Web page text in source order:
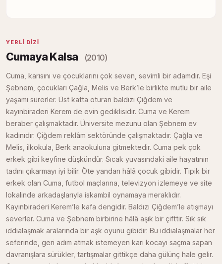
YERLI DIZI
Cumaya Kalsa (2010)
Cuma, karısını ve çocuklarını çok seven, sevimli bir adamdır. Eşi
Şebnem, çocukları Çağla, Melis ve Berk’le birlikte mutlu bir aile
yaşamı sürerler. Üst katta oturan baldızı Çiğdem ve
kayınbiraderi Kerem de evin gediklisidir. Cuma ve Kerem
beraber çalışmaktadır. Üniversite mezunu olan Şebnem ev
kadınıdır. Çiğdem reklâm sektöründe çalışmaktadır. Çağla ve
Melis, ilkokula, Berk anaokuluna gitmektedir. Cuma pek çok
erkek gibi keyfine düşkündür. Sıcak yuvasındaki aile hayatının
tadını çıkarmayı iyi bilir. Öte yandan hâlâ çocuk gibidir. Tipik bir
erkek olan Cuma, futbol maçlarına, televizyon izlemeye ve site
lokalinde arkadaşlarıyla iskambil oynamaya meraklıdır.
Kayınbiraderi Kerem’le kafa dengidir. Baldızı Çiğdem’le atışmayı
severler. Cuma ve Şebnem birbirine hâlâ aşık bir çifttir. Sık sık
iddialaşmak aralarında bir aşk oyunu gibidir. Bu iddialaşmalar her
seferinde, geri adım atmak istemeyen karı kocayı saçma sapan
davranışlara sürükler, tartışmalar gittikçe daha gülünç hale gelir.